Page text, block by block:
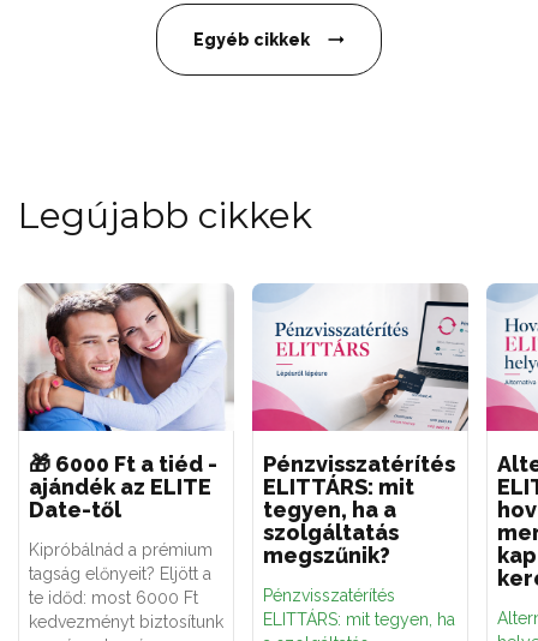
Egyéb cikkek
Legújabb cikkek
🎁 6000 Ft a tiéd -
ajándék az ELITE
Date-től
Kipróbálnád a prémium
tagság előnyeit? Eljött a
te időd: most 6000 Ft
kedvezményt biztosítunk
Pénzvisszatérítés
ELITTÁRS: mit
tegyen, ha a
szolgáltatás
megszűnik?
Pénzvisszatérítés
ELITTÁRS: mit tegyen, ha